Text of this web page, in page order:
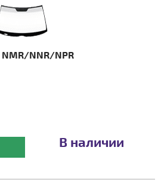
NMR/NNR/NPR
В наличии